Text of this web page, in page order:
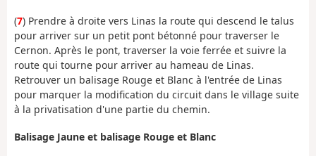
(7) Prendre à droite vers Linas la route qui descend le talus
pour arriver sur un petit pont bétonné pour traverser le
Cernon. Après le pont, traverser la voie ferrée et suivre la
route qui tourne pour arriver au hameau de Linas.
Retrouver un balisage Rouge et Blanc à l'entrée de Linas
pour marquer la modification du circuit dans le village suite
à la privatisation d'une partie du chemin.
Balisage Jaune et balisage Rouge et Blanc